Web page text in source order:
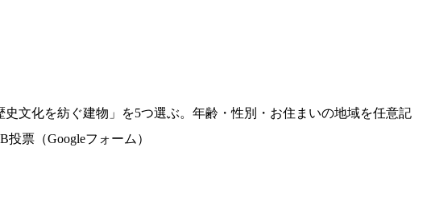
文化を紡ぐ建物」を5つ選ぶ。年齢・性別・お住まいの地域を任意記
票（Googleフォーム）